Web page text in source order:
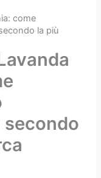
come
la più